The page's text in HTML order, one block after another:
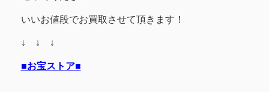
いいお値段でお買取させて頂きます！
↓ ↓ ↓
■お宝ストア■